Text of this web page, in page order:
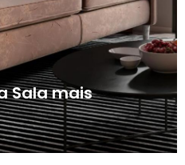
Sala mais